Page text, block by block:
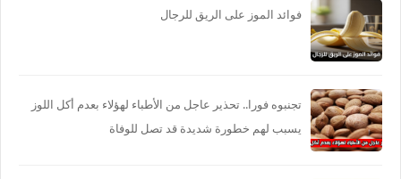
فوائد الموز على الريق للرجال
تجنبوه فورا.. تحذير عاجل من الأطباء لهؤلاء بعدم أكل اللوز
يسبب لهم خطورة شديدة قد تصل للوفاة